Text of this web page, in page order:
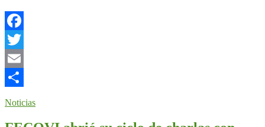
Facebook
Twitter
Email
Noticias